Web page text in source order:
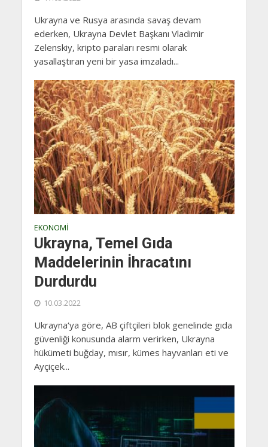
Ukrayna ve Rusya arasında savaş devam
ederken, Ukrayna Devlet Başkanı Vladimir
Zelenskiy, kripto paraları resmi olarak
yasallaştıran yeni bir yasa imzaladı...
EKONOMI
Ukrayna, Temel Gıda
Maddelerinin İhracatını
Durdurdu
10.03.2022
Ukrayna‘ya göre, AB çiftçileri blok genelinde gıda
güvenliği konusunda alarm verirken, Ukrayna
hükümeti buğday, mısır, kümes hayvanları eti ve
Ayçiçek...